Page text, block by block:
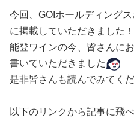
今回、GOIホールディング
に掲載していただきました！
能登ワインの今、皆さんに
書いていただきました
是非皆さんも読んでみてくだ
以下のリンクから記事に飛べ